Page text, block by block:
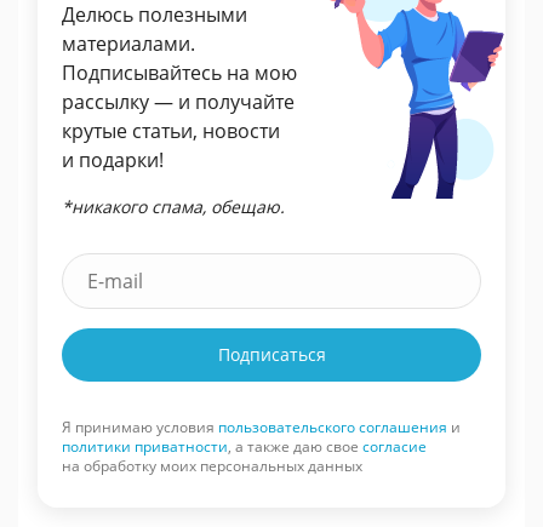
Делюсь полезными
материалами.
Подписывайтесь на мою
рассылку — и получайте
крутые статьи, новости
и подарки!
*никакого спама, обещаю.
Подписаться
Я принимаю условия пользовательского соглашения и
политики приватности, а также даю свое согласие
на обработку моих персональных данных